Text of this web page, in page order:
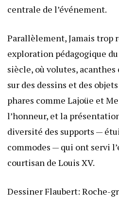
centrale de l’événement.
Parallèlement, Jamais trop
exploration pédagogique
siècle, où volutes,
sur des dessins et des
phares comme Lajoüe et
l’honneur, et la
diversité des supports —
commodes — qui ont servi
courtisan de Louis XV.
Dessiner Flaubert: Roche-